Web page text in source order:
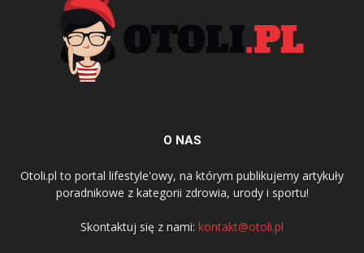
O NAS
Otoli.pl to portal lifestyle'owy, na którym publikujemy artykuły
poradnikowe z kategorii zdrowia, urody i sportu!
Skontaktuj się z nami: kontakt@otoli.pl